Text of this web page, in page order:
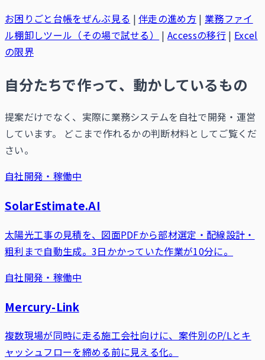
お困りごと台帳をぜんぶ見る | 伴走の進め方 | 業務ファイ
ル棚卸しツール（その場で試せる）
| Accessの移行 | Excel
の限界
自分たちで作って、動かしているもの
提案だけでなく、実際に業務システムを自社で開発・運営
しています。 どこまで作れるかの判断材料としてご覧くだ
さい。
自社開発・稼働中
SolarEstimate.AI
太陽光工事の見積を、図面PDFから部材選定・配線設計・
粗利まで自動生成。3日かかっていた作業が10分に。
自社開発・稼働中
Mercury-Link
複数現場が同時に走る施工会社向けに、案件別のP/Lとキ
ャッシュフローを締める前に見える化。